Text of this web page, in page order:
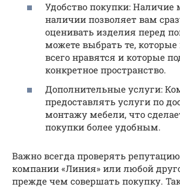
Удобство покупки: Наличие
наличии позволяет вам
оценивать изделия перед
можете выбрать те,
всего нравятся и которые
конкретное пространство.
Дополнительные услуги:
предоставлять услуги по
монтажу мебели, что
покупки более удобным.
Важно всегда проверять
компании «Линия» или любой
прежде чем совершать покупку.